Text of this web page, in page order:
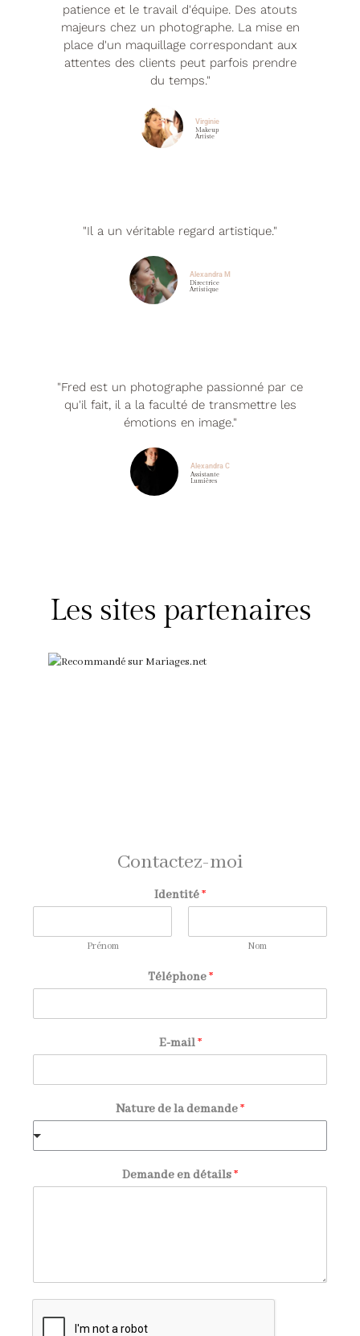
patience et le travail d'équipe. Des atouts
majeurs chez un photographe. La mise en
place d'un maquillage correspondant aux
attentes des clients peut parfois prendre
du temps."
Virginie
Makeup
Artiste
"Il a un véritable regard artistique."
Alexandra M
Directrice
Artistique
"Fred est un photographe passionné par ce
qu'il fait, il a la faculté de transmettre les
émotions en image."
Alexandra C
Assistante
Lumières
Les sites partenaires
Contactez-moi
Identité*
Prénom Nom
Téléphone*
E-mail*
Nature de la demande*
Demande en détails*